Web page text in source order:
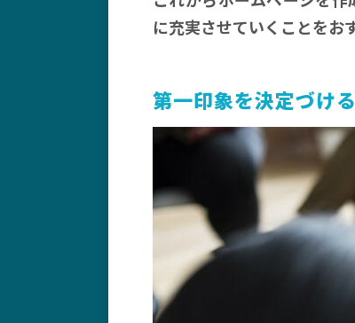
に充実させていくことをお
第一印象を決定づけ